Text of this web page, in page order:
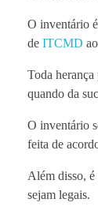
O inventário
de ITCMD
Toda
quando da
O inventário
feita de
Além disso, é
sejam legais.